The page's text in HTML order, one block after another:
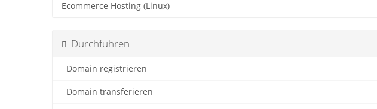
Ecommerce Hosting (Linux)
Durchführen
Domain registrieren
Domain transferieren